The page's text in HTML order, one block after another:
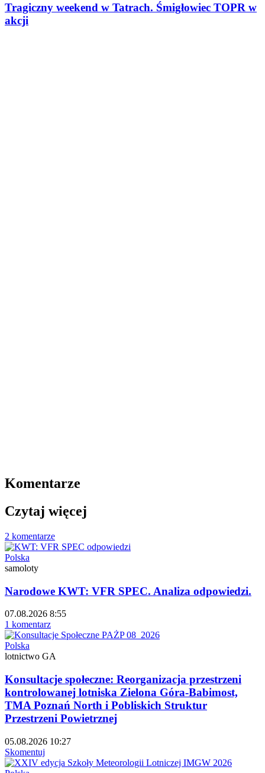
Tragiczny weekend w Tatrach. Śmigłowiec TOPR w
akcji
Komentarze
Czytaj więcej
2 komentarze
Polska
samoloty
Narodowe KWT: VFR SPEC. Analiza odpowiedzi.
07.08.2026 8:55
1 komentarz
Polska
lotnictwo GA
Konsultacje społeczne: Reorganizacja przestrzeni
kontrolowanej lotniska Zielona Góra-Babimost,
TMA Poznań North i Pobliskich Struktur
Przestrzeni Powietrznej
05.08.2026 10:27
Skomentuj